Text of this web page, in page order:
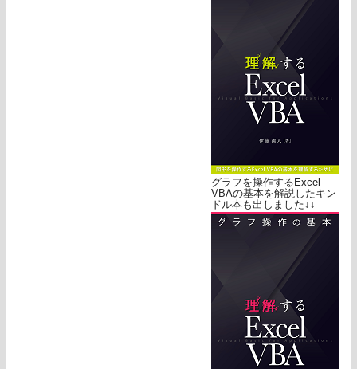
グラフを操作するExcel
VBAの基本を解説したキン
ドル本も出しました↓↓